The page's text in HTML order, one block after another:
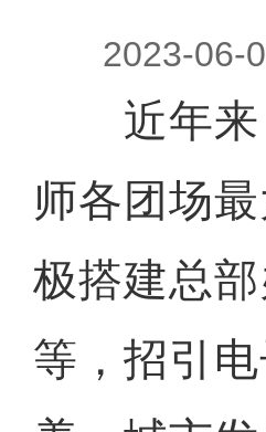
2023-06-
近年来
师各团场
极搭建总
等，招引